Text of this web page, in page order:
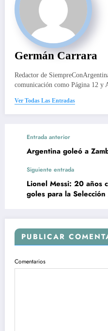
Germán Carrara
Redactor de
comunicación como Página 12 y
Ver Todas Las Entradas
Entrada anterior
Argentina goleó a
Siguiente entrada
Lionel Messi: 20 años
goles para la
PUBLICAR
Comentarios